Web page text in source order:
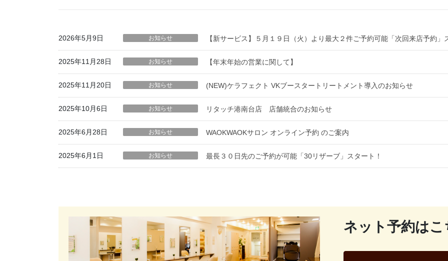
2026年5月9日 お知らせ 【新サービス】５月１９日（火）より最大２件ご予約可能「次回来店予約」
2025年11月28日 お知らせ 【年末年始の営業に関して】
2025年11月20日 お知らせ (NEW)ケラフェクト VKブースタートリートメント導入のお知らせ
2025年10月6日 お知らせ リタッチ港南台店 店舗統合のお知らせ
2025年6月28日 お知らせ WAOKWAOKサロン オンライン予約 のご案内
2025年6月1日 お知らせ 最長３０日先のご予約が可能「30リザーブ」スタート！
ネット予約はこ